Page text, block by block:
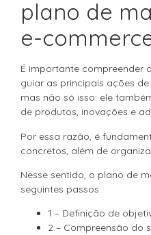
plano de
e-
É importante compreender
guiar as principais ações
mas não só isso: ele
de produtos, inovações e
Por essa razão, é
concretos, além de
Nesse sentido, o plano de
seguintes passos:
1 – Definição de
2 – Compreensão do